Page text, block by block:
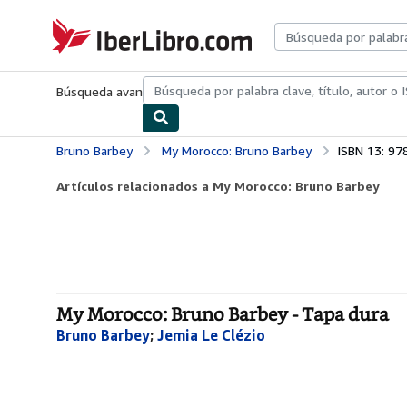
IberLibro.com
Búsqueda avanzadaColecciones Libros antiguosArte y
Bruno Barbey My Morocco: Bruno Barbey ISBN 13:
Artículos relacionados a My Morocco: Bruno Barbey
My Morocco: Bruno Barbey - Tapa dura
Bruno Barbey; Jemia Le Clézio